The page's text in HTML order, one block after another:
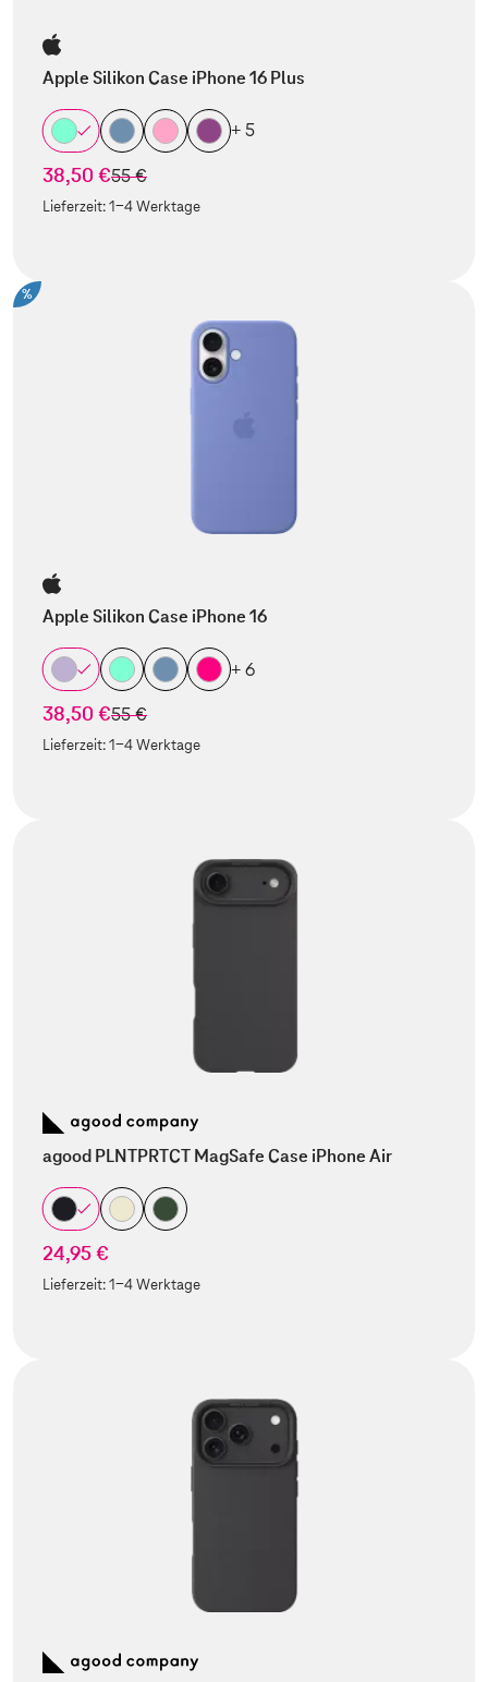
Apple Silikon Case iPhone 16 Plus
+ 5
38,50 €statt
55 €
Lieferzeit:1-4 Werktage
%
Apple Silikon Case iPhone 16
+ 6
38,50 €statt
55 €
Lieferzeit:1-4 Werktage
agood PLNTPRTCT MagSafe Case iPhone Air
24,95 €
Lieferzeit:1-4 Werktage